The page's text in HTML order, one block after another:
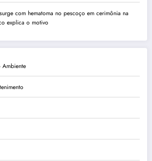
com hematoma no pescoço em cerimônia na
explica o motivo